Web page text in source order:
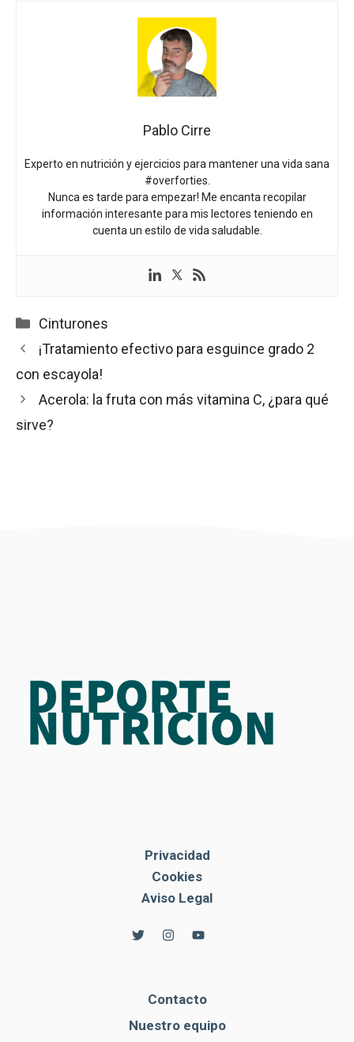
Pablo Cirre
Experto en nutrición y ejercicios para mantener una vida sana
#overforties.
Nunca es tarde para empezar! Me encanta recopilar
información interesante para mis lectores teniendo en
cuenta un estilo de vida saludable.
Categorías
Cinturones
¡Tratamiento efectivo para esguince grado 2
con escayola!
Acerola: la fruta con más vitamina C, ¿para qué
sirve?
Privacidad
Cookies
Aviso Legal
Contacto
Nuestro equipo